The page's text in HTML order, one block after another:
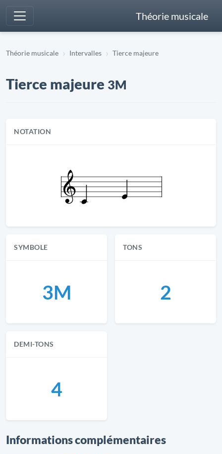
Théorie musicale
Théorie musicale Intervalles Tierce majeure
Tierce majeure 3M
NOTATION
SYMBOLE
3M
TONS
2
DEMI-TONS
4
Informations complémentaires